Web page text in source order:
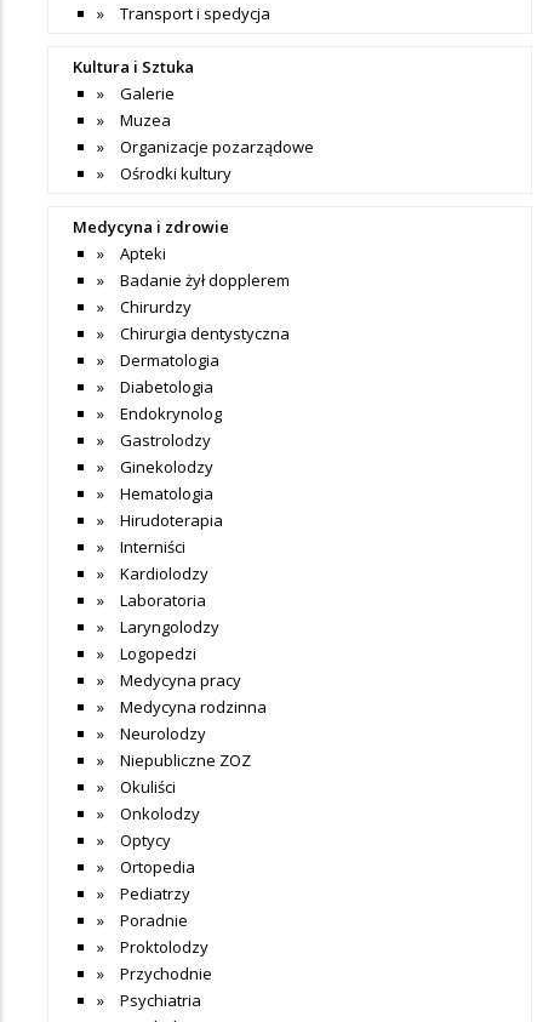
Transport i spedycja
Kultura i Sztuka
Galerie
Muzea
Organizacje pozarządowe
Ośrodki kultury
Medycyna i zdrowie
Apteki
Badanie żył dopplerem
Chirurdzy
Chirurgia dentystyczna
Dermatologia
Diabetologia
Endokrynolog
Gastrolodzy
Ginekolodzy
Hematologia
Hirudoterapia
Interniści
Kardiolodzy
Laboratoria
Laryngolodzy
Logopedzi
Medycyna pracy
Medycyna rodzinna
Neurolodzy
Niepubliczne ZOZ
Okuliści
Onkolodzy
Optycy
Ortopedia
Pediatrzy
Poradnie
Proktolodzy
Przychodnie
Psychiatria